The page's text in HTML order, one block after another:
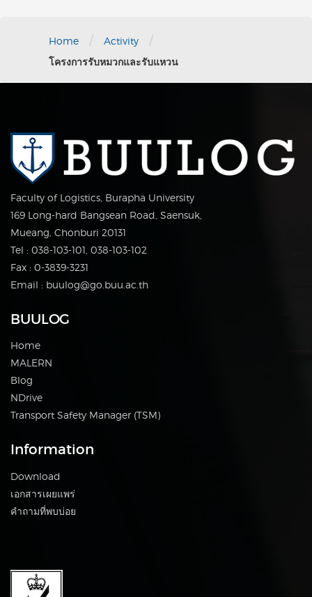
Home / Activity /
โครงการรับหมวกและรับแหวน
Faculty of Logistics, Burapha University
169 Long-hard Bangsean Road, Saensuk,
Mueang, Chonburi 20131
Tel : 038-103-101, 038-103-102
Fax : 0-3839-3231
Email : buulog@go.buu.ac.th
BUULOG
Home
MALERN
Blog
NDrive
Transport Safety Manager (TSM)
Information
Download
เอกสารเผยแพร่
คำถามที่พบบ่อย